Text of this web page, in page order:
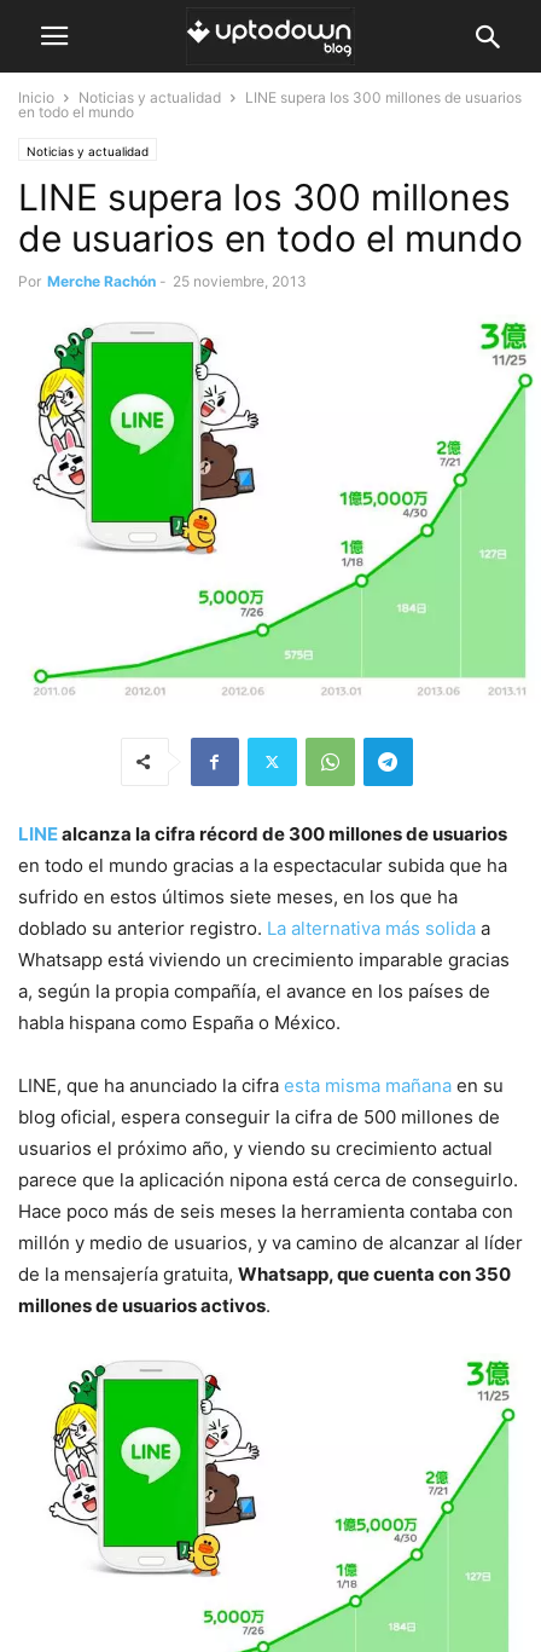
Inicio Noticias y actualidad
LINE supera los 300 millones de usuarios
en todo el mundo
Noticias y actualidad
LINE supera los 300 millones
de usuarios en todo el mundo
Por Merche Rachón - 25 noviembre, 2013
LINEalcanza la cifra récord de 300 millones de usuarios
en todo el mundo gracias a la espectacular subida que ha
sufrido en estos últimos siete meses, en los que ha
doblado su anterior registro. La alternativa más solida a
Whatsapp está viviendo un crecimiento imparable gracias
a, según la propia compañía, el avance en los países de
habla hispana como España o México.
LINE, que ha anunciado la cifra esta misma mañana en su
blog oficial, espera conseguir la cifra de 500 millones de
usuarios el próximo año, y viendo su crecimiento actual
parece que la aplicación nipona está cerca de conseguirlo.
Hace poco más de seis meses la herramienta contaba con
millón y medio de usuarios, y va camino de alcanzar al líder
de la mensajería gratuita, Whatsapp, que cuenta con 350
millones de usuarios activos.